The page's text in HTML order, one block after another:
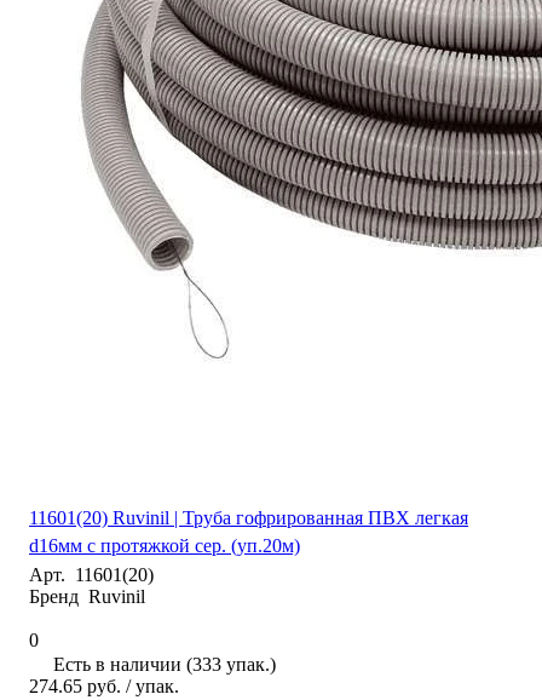
11601(20) Ruvinil | Труба гофрированная ПВХ легкая
d16мм с протяжкой сер. (уп.20м)
Арт. 11601(20)
Бренд Ruvinil
0
Есть в наличии (333 упак.)
274.65 руб. / упак.